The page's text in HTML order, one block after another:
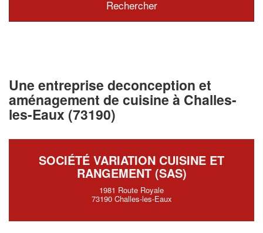
Une entreprise deconception et
aménagement de cuisine à Challes-
les-Eaux (73190)
SOCIÉTÉ VARIATION CUISINE ET
RANGEMENT (SAS)
1981 Route Royale
73190 Challes-les-Eaux